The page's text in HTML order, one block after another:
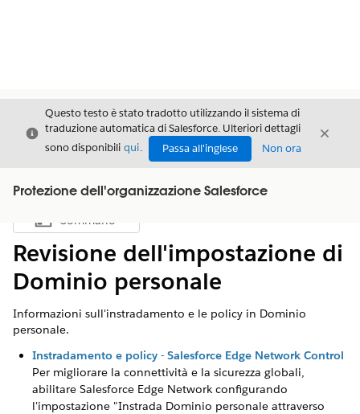
Chiudi
Questo testo è stato tradotto utilizzando il sistema di
traduzione automatica di Salesforce. Ulteriori dettagli
sono disponibili qui. Passa all'inglese Non ora
Chiudi
Protezione dell'organizzazione Salesforce
Mostra sommario
Sommario
Revisione dell'impostazione di
Dominio personale
Informazioni sull'instradamento e le policy in Dominio
personale.
Instradamento e policy - Salesforce Edge Network Control
Per migliorare la connettività e la sicurezza globali,
abilitare Salesforce Edge Network configurando
l'impostazione "Instrada Dominio personale attraverso